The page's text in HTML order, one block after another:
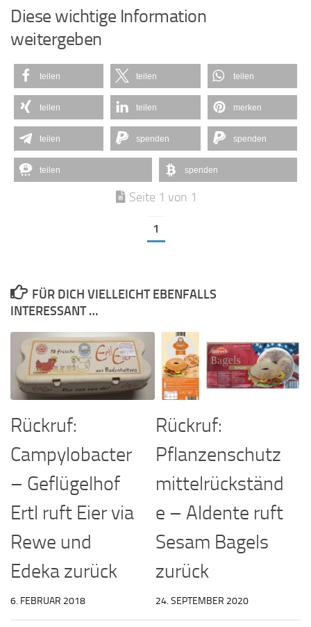
Diese wichtige Information
weitergeben
teilen teilen teilen
teilen teilen merken
teilen spenden spenden
teilen spenden
Seite 1 von 1
1
FÜR DICH VIELLEICHT EBENFALLS
INTERESSANT …
Rückruf:
Campylobacter
– Geflügelhof
Ertl ruft Eier via
Rewe und
Edeka zurück
6. FEBRUAR 2018
Rückruf:
Pflanzenschutz
mittelrückständ
e – Aldente ruft
Sesam Bagels
zurück
24. SEPTEMBER 2020